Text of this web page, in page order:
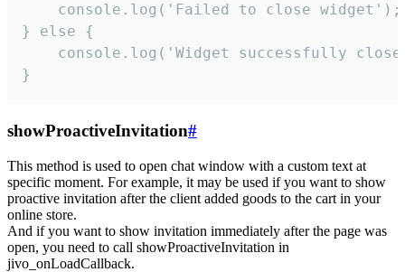
    console.log('Failed to close widget');
} else {
console.log('Widget successfully
}
showProactiveInvitation#
This method is used to open chat window with a custom text at
specific moment. For example, it may be used if you want to show
proactive invitation after the client added goods to the cart in your
online store.
And if you want to show invitation immediately after the page was
open, you need to call showProactiveInvitation in
jivo_onLoadCallback.